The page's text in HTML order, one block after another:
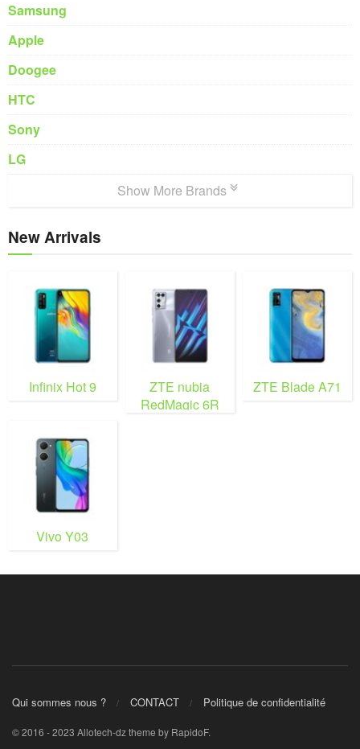
Samsung
Apple
Doogee
HTC
Sony
LG
Show More Brands
New Arrivals
Infinix Hot 9
ZTE nubia
RedMagic 6R
ZTE Blade A71
Vivo Y03
Qui sommes nous ? CONTACT Politique de confidentialité
© 2016 - 2023 Allotech-dz theme by RapidoF.